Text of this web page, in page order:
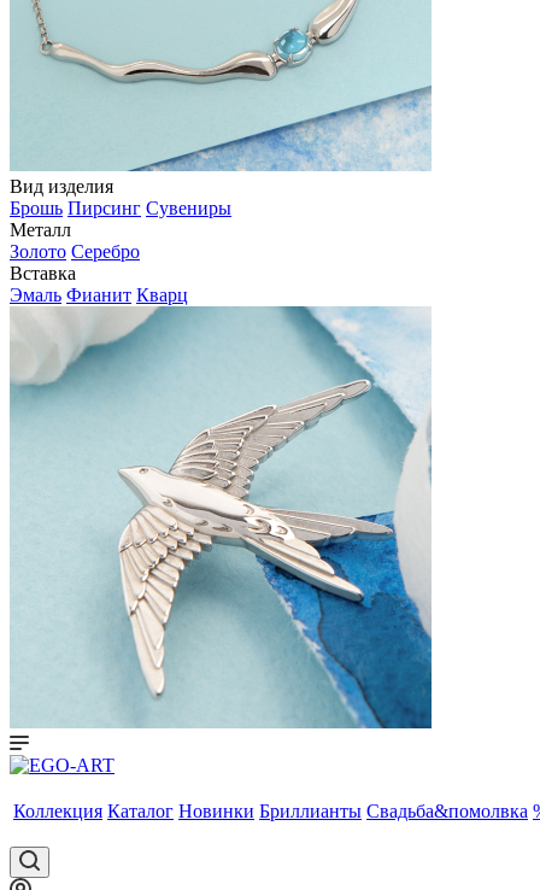
Вид изделия
Брошь Пирсинг Сувениры
Металл
Золото Серебро
Вставка
Эмаль Фианит Кварц
Коллекция Каталог Новинки Бриллианты Свадьба&помолвка